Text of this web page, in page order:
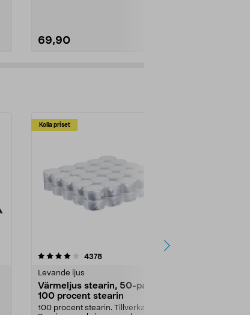
69,90
Kolla priset
4378recensioner
Levande ljus
Värmeljus stearin, 50-pack,
100 procent stearin
100 procent stearin. Tillverkade i
4.5av 5 stjärnor